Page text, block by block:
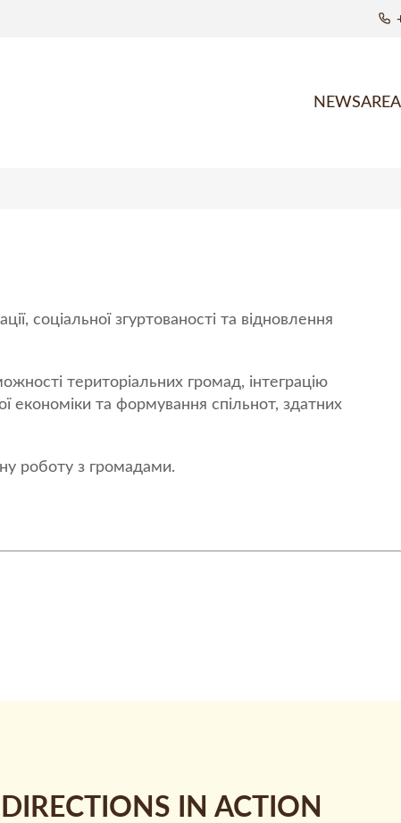
NEWS
соціальної згуртованості та відновлення
територіальних громад, інтеграцію
економіки та формування спільнот, здатних
роботу з громадами.
DIRECTIONS IN ACTION